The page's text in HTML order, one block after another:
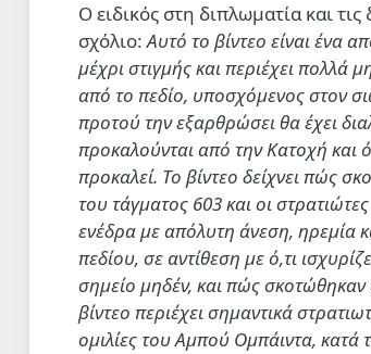
Ο ειδικός στη διπλωματία και
σχόλιο:Αυτό το βίντεο είναι ένα
μέχρι στιγμής και περιέχει πολλά
από το πεδίο, υποσχόμενος στον
προτού την εξαρθρώσει θα έχει
προκαλούνται από την Κατοχή και
προκαλεί. Το βίντεο δείχνει πώς
του τάγματος 603 και οι
ενέδρα με απόλυτη άνεση, ηρεμία
πεδίου, σε αντίθεση με ό,τι
σημείο μηδέν, και πώς σκοτώθηκαν
βίντεο περιέχει σημαντικά
ομιλίες του Αμπού Ομπάιντα, κατά